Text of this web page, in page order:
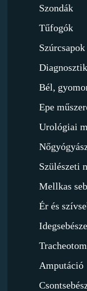
Szondák
Tűfogók
Szúrcsapok
Bél,
Epe
Urológiai
Szülészeti
Mellkas
Ér és
Amputáció